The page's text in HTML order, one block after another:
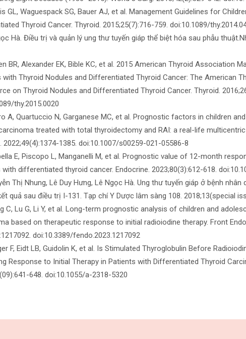
GL, Waguespack SG, Bauer AJ, et al. Management Guidelines for
Thyroid Cancer. Thyroid. 2015;25(7):716-759. doi:10.1089/
Hà. Điều trị và quản lý ung thư tuyến giáp thể biệt hóa sau phẫu
BR, Alexander EK, Bible KC, et al. 2015 American Thyroid Association
with Thyroid Nodules and Differentiated Thyroid Cancer: The American
on Thyroid Nodules and Differentiated Thyroid Cancer. Thyroid.
thy.2015.0020
A, Quartuccio N, Garganese MC, et al. Prognostic factors in children
treated with total thyroidectomy and RAI: a real-life multicentric
2022;49(4):1374-1385. doi:10.1007/s00259-021-05586-8
E, Piscopo L, Manganelli M, et al. Prognostic value of 12-month
differentiated thyroid cancer. Endocrine. 2023;80(3):612-618.
Thị Nhung, Lê Duy Hưng, Lê Ngọc Hà. Ung thư tuyến giáp ở bệnh
quả sau điều trị I-131. Tạp chí Y Dược lâm sàng 108. 2018;13(special
C, Lu G, Li Y, et al. Long-term prognostic analysis of children and
based on therapeutic response to initial radioiodine therapy. Front
doi:10.3389/fendo.2023.1217092
F, Eidt LB, Guidolin K, et al. Is Stimulated Thyroglobulin Before
Response to Initial Therapy in Patients with Differentiated Thyroid
648. doi:10.1055/a-2318-5320